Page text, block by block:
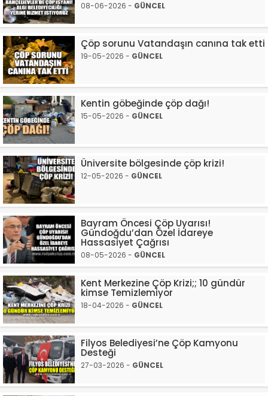
08-06-2026 - GÜNCEL
Çöp sorunu Vatandaşın canına tak etti
19-05-2026 - GÜNCEL
Kentin göbeğinde çöp dağı!
15-05-2026 - GÜNCEL
Üniversite bölgesinde çöp krizi!
12-05-2026 - GÜNCEL
Bayram Öncesi Çöp Uyarısı!
Gündoğdu’dan Özel İdareye
Hassasiyet Çağrısı
08-05-2026 - GÜNCEL
Kent Merkezine Çöp Krizi;; 10 gündür
kimse Temizlemiyor
18-04-2026 - GÜNCEL
Filyos Belediyesi’ne Çöp Kamyonu
Desteği
27-03-2026 - GÜNCEL